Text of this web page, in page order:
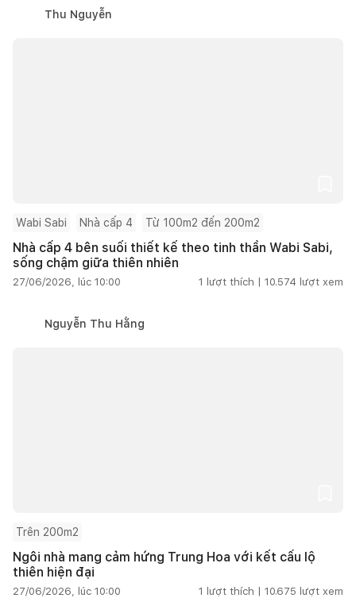
Thu Nguyễn
Wabi Sabi Nhà cấp 4 Từ 100m2 đến 200m2
Nhà cấp 4 bên suối thiết kế theo tinh thần Wabi Sabi,
sống chậm giữa thiên nhiên
27/06/2026, lúc 10:00 1 lượt thích | 10.574 lượt xem
Nguyễn Thu Hằng
Trên 200m2
Ngôi nhà mang cảm hứng Trung Hoa với kết cấu lộ
thiên hiện đại
27/06/2026, lúc 10:00 1 lượt thích | 10.675 lượt xem